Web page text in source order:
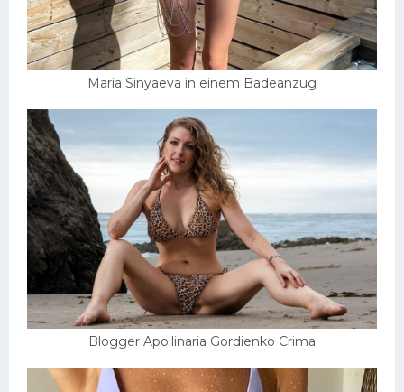
Maria Sinyaeva in einem Badeanzug
Blogger Apollinaria Gordienko Crima